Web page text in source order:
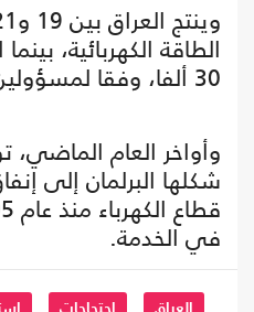
الطاقة الكهربائية،
30 ألفا، وفقا لمسؤولين في القطاع.
وأواخر العام
في الخدمة.
العراق احتجاجات